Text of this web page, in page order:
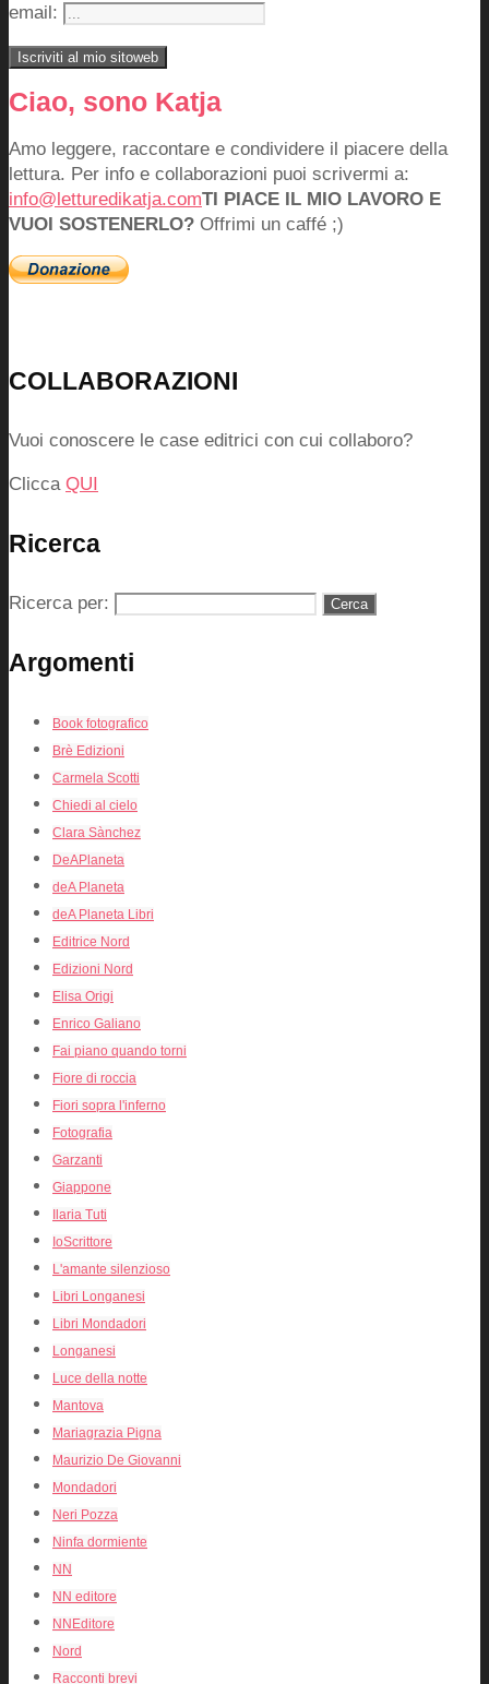
email:
Ciao, sono Katja
Amo leggere, raccontare e condividere il piacere della
lettura. Per info e collaborazioni puoi scrivermi a:
info@letturedikatja.comTI PIACE IL MIO LAVORO E
VUOI SOSTENERLO? Offrimi un caffé ;)
COLLABORAZIONI
Vuoi conoscere le case editrici con cui collaboro?
Clicca QUI
Ricerca
Ricerca per:
Argomenti
Book fotografico
Brè Edizioni
Carmela Scotti
Chiedi al cielo
Clara Sànchez
DeAPlaneta
deA Planeta
deA Planeta Libri
Editrice Nord
Edizioni Nord
Elisa Origi
Enrico Galiano
Fai piano quando torni
Fiore di roccia
Fiori sopra l'inferno
Fotografia
Garzanti
Giappone
Ilaria Tuti
IoScrittore
L'amante silenzioso
Libri Longanesi
Libri Mondadori
Longanesi
Luce della notte
Mantova
Mariagrazia Pigna
Maurizio De Giovanni
Mondadori
Neri Pozza
Ninfa dormiente
NN
NN editore
NNEditore
Nord
Racconti brevi